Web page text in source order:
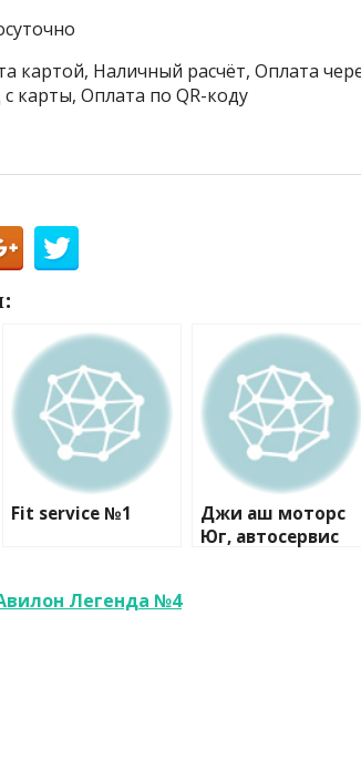
картой, Наличный расчёт, Оплата
карты, Оплата по QR-коду
Fit service №1
Джи аш моторс
Юг, автосервис
Легенда №4